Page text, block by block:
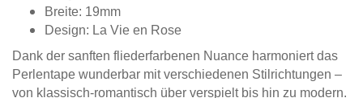
Breite: 19mm
Design: La Vie en Rose
Dank der sanften fliederfarbenen Nuance harmoniert das
Perlentape wunderbar mit verschiedenen Stilrichtungen –
von klassisch-romantisch über verspielt bis hin zu modern.